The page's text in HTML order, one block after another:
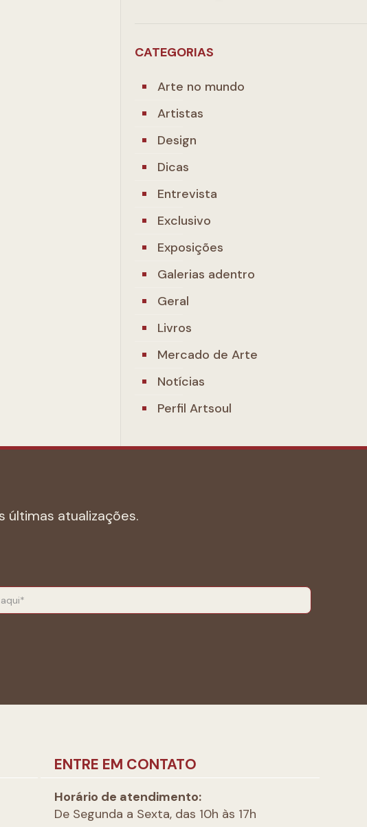
CATEGORIAS
Arte no mundo
Artistas
Design
Dicas
Entrevista
Exclusivo
Exposições
Galerias adentro
Geral
Livros
Mercado de Arte
Notícias
Perfil Artsoul
últimas atualizações.
ENTRE EM CONTATO
Horário de atendimento:
De Segunda a Sexta, das 10h às 17h